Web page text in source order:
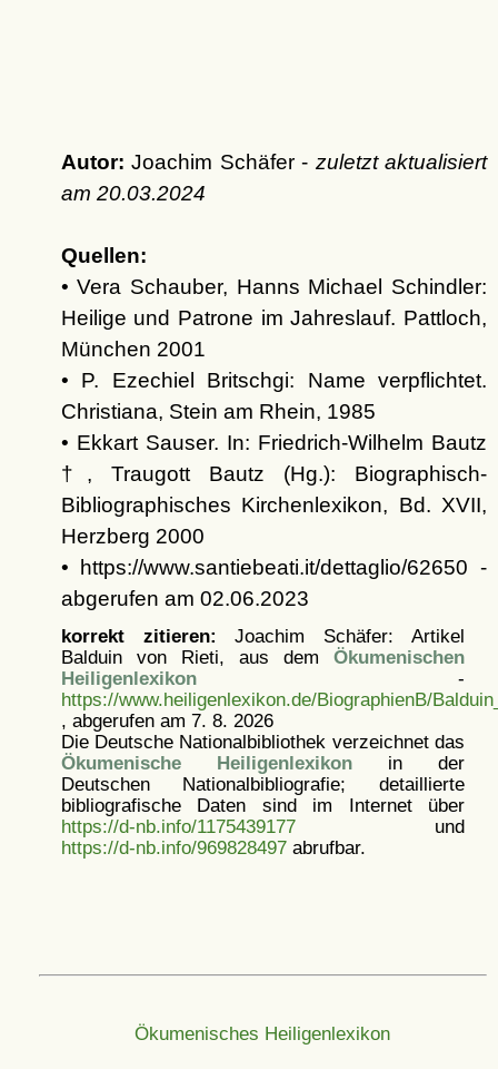
Autor: Joachim Schäfer - zuletzt aktualisiert
am 20.03.2024
Quellen:
• Vera Schauber, Hanns Michael Schindler:
Heilige und Patrone im Jahreslauf. Pattloch,
München 2001
• P. Ezechiel Britschgi: Name verpflichtet.
Christiana, Stein am Rhein, 1985
• Ekkart Sauser. In: Friedrich-Wilhelm Bautz
†, Traugott Bautz (Hg.): Biographisch-
Bibliographisches Kirchenlexikon, Bd. XVII,
Herzberg 2000
• https://www.santiebeati.it/dettaglio/62650 -
abgerufen am 02.06.2023
korrekt zitieren: Joachim Schäfer: Artikel
Balduin von Rieti, aus dem Ökumenischen
Heiligenlexikon-
https://www.heiligenlexikon.de/BiographienB/
, abgerufen am 7. 8. 2026
Die Deutsche Nationalbibliothek verzeichnet das
Ökumenische Heiligenlexikonin der
Deutschen Nationalbibliografie; detaillierte
bibliografische Daten sind im Internet über
https://d-nb.info/1175439177und
https://d-nb.info/969828497abrufbar.
Ökumenisches Heiligenlexikon